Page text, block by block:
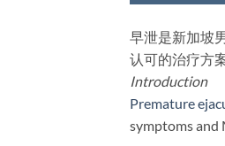
早泄是新加坡
认可的治疗方
Introduction
Premature
symptoms and